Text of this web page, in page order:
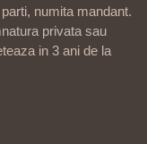
numita mandant.
privata sau
in 3 ani de la